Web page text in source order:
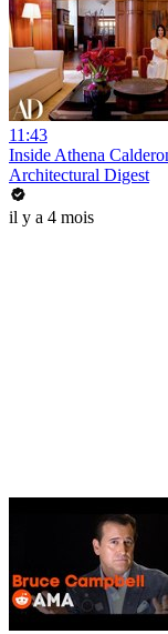
11:43
Inside Athena
Architectural Digest
il y a 4 mois